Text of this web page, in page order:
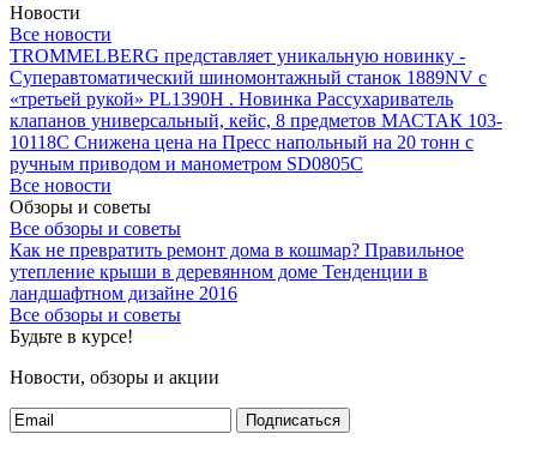
Новости
Все новости
TROMMELBERG представляет уникальную новинку -
Суперавтоматический шиномонтажный станок 1889NV с
«третьей рукой» PL1390H . Новинка Рассухариватель
клапанов универсальный, кейс, 8 предметов МАСТАК 103-
10118C Снижена цена на Пресс напольный на 20 тонн с
ручным приводом и манометром SD0805C
Все новости
Обзоры и советы
Все обзоры и советы
Как не превратить ремонт дома в кошмар? Правильное
утепление крыши в деревянном доме Тенденции в
ландшафтном дизайне 2016
Все обзоры и советы
Будьте в курсе!
Новости, обзоры и акции
Подписаться